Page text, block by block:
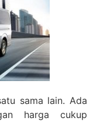
sama lain. Ada
harga cukup